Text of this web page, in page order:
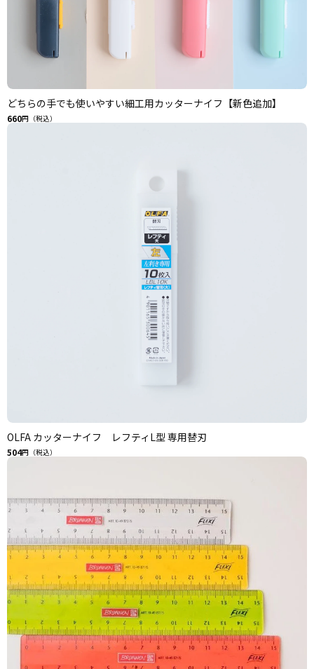
どちらの手でも使いやすい細工用カッターナイフ【新色追加】
660円（税込）
OLFA カッターナイフ レフティL型 専用替刃
504円（税込）